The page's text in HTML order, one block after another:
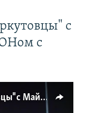
с
с
Как украинские "беркутовцы" с Майдана стали ОМОНом с Тверской